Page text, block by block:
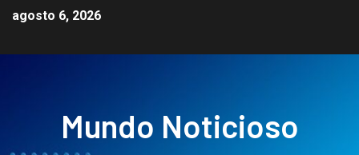
agosto 6, 2026
Mundo Noticioso